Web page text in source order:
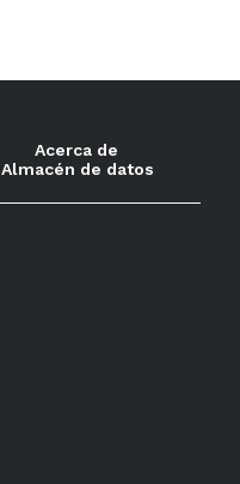
Acerca de
Almacén de datos